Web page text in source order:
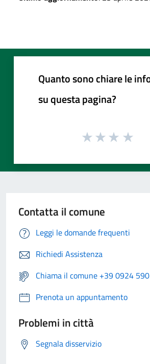
Quanto sono chiare le
su questa pagina?
Contatta il comune
Leggi le domande frequenti
Richiedi Assistenza
Chiama il comune +39 0924
Prenota un appuntamento
Problemi in città
Segnala disservizio